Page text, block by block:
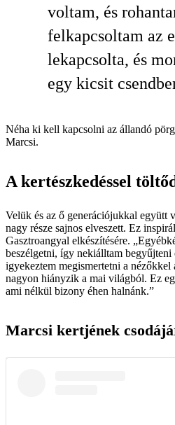
voltam, és
felkapcsoltam az
lekapcsolta, és
egy kicsit
Néha ki kell kapcsolni az állandó
Marcsi.
A kertészkedéssel
Velük és az ő generációjukkal együtt
nagy része sajnos elveszett. Ez
Gasztroangyal elkészítésére.
beszélgetni, így nekiálltam begyűjteni
igyekeztem megismertetni a nézőkkel
nagyon hiányzik a mai világból. Ez
ami nélkül bizony éhen halnánk.”
Marcsi kertjének